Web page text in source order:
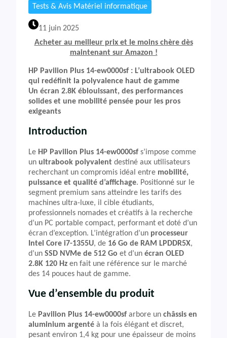
Tests & Avis Matériel informatique
11 juin 2025
Acheter au meilleur prix et le moins chère dès
maintenant sur Amazon !
HP Pavilion Plus 14-ew0000sf : L’ultrabook OLED
qui redéfinit la polyvalence haut de gamme
Un écran 2.8K éblouissant, des performances
solides et une mobilité pensée pour les pros
exigeants
Introduction
Le HP Pavilion Plus 14-ew0000sf s’impose comme
un ultrabook polyvalent destiné aux utilisateurs
recherchant un compromis idéal entre mobilité,
puissance et qualité d’affichage. Positionné sur le
segment premium sans atteindre les tarifs des
machines ultra-luxe, il cible étudiants,
professionnels nomades et créatifs à la recherche
d’un PC portable compact, performant et doté d’un
écran d’exception. L’intégration d’un processeur
Intel Core i7-1355U, de 16 Go de RAM LPDDR5X,
d’un SSD NVMe de 512 Go et d’un écran OLED
2.8K 120 Hz en fait une référence sur le marché
des 14 pouces haut de gamme.
Vue d’ensemble du produit
Le Pavilion Plus 14-ew0000sf arbore un châssis en
aluminium argenté à la fois élégant et discret,
pesant environ 1,4 kg pour une épaisseur de moins